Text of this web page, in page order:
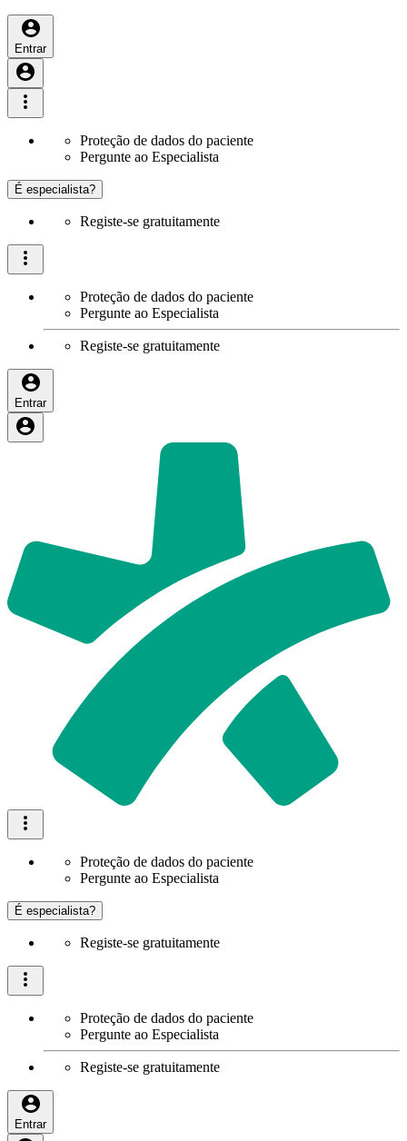
Entrar
Proteção de dados do paciente
Pergunte ao Especialista
É especialista?
Registe-se gratuitamente
Proteção de dados do paciente
Pergunte ao Especialista
Registe-se gratuitamente
Entrar
Proteção de dados do paciente
Pergunte ao Especialista
É especialista?
Registe-se gratuitamente
Proteção de dados do paciente
Pergunte ao Especialista
Registe-se gratuitamente
Entrar